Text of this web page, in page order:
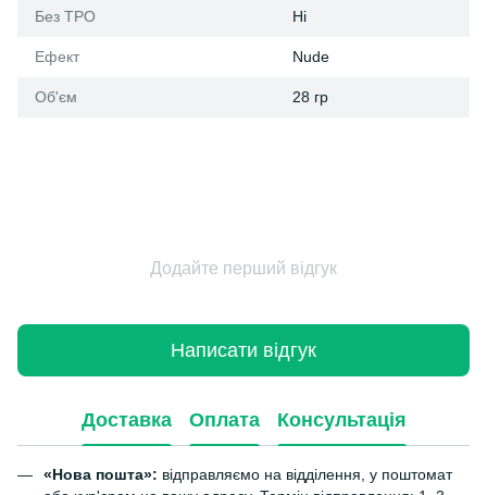
Без ТРО Ні
Ефект Nude
Об'єм 28 гр
Додайте перший відгук
Написати відгук
Доставка Оплата Консультація
«Нова пошта»: відправляємо на відділення, у поштомат